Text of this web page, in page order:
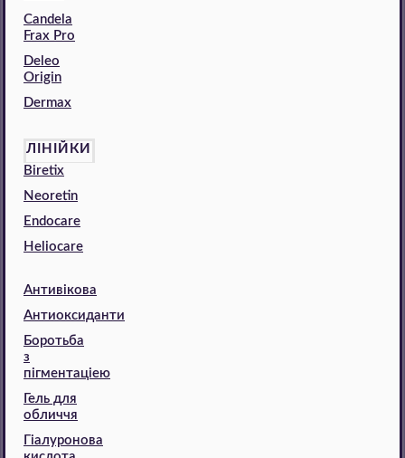
Candela
Frax Pro
Deleo
Origin
Dermax
ЛІНІЙКИ
Biretix
Neoretin
Endocare
Heliocare
Антивікова
Антиоксиданти
Боротьба
з
пігментаціею
Гель для
обличчя
Гіалуронова